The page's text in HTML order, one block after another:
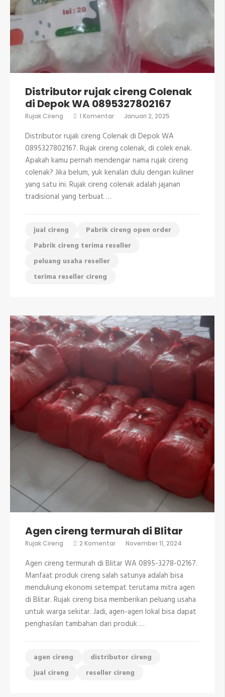
Distributor rujak cireng Colenak
di Depok WA 0895327802167
Rujak Cireng 1 Komentarpada
cireng
Colenak
di
Depok
WA
0895327802167
Januari 2, 2025
Distributor rujak cireng Colenak di Depok WA
0895327802167. Rujak cireng colenak, di colek enak.
Apakah kamu pernah mendengar nama rujak cireng
colenak? Jika belum, yuk kenalan dulu dengan kuliner
yang satu ini. Rujak cireng colenak adalah jajanan
tradisional yang terbuat …
jual cireng
Pabrik cireng open order
Pabrik cireng terima reseller
peluang usaha reseller
terima reseller cireng
Agen cireng termurah di Blitar
Rujak Cireng 2 Komentarpada
termurah
di
Blitar
November 11, 2024
Agen cireng termurah di Blitar WA 0895-3278-02167.
Manfaat produk cireng salah satunya adalah bisa
mendukung ekonomi setempat terutama mitra agen
di Blitar. Rujak cireng bisa memberikan peluang usaha
untuk warga sekitar. Jadi, agen-agen lokal bisa dapat
penghasilan tambahan dari produk …
agen cireng
distributor cireng
jual cireng
reseller cireng